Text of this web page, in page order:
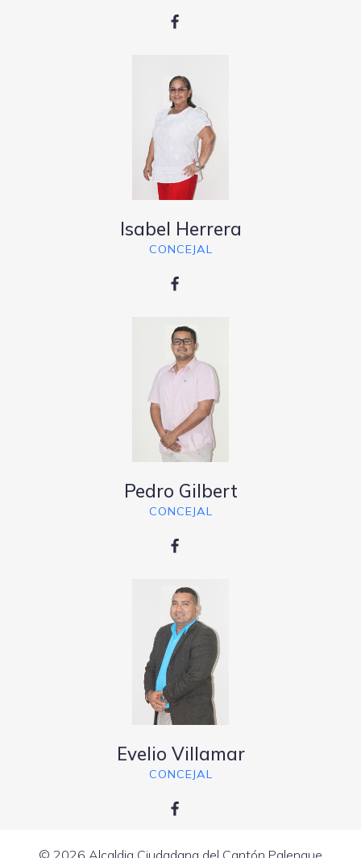
Isabel Herrera
CONCEJAL
Pedro Gilbert
CONCEJAL
Evelio Villamar
CONCEJAL
© 2026 Alcaldia Ciudadana del Cantón Palenque